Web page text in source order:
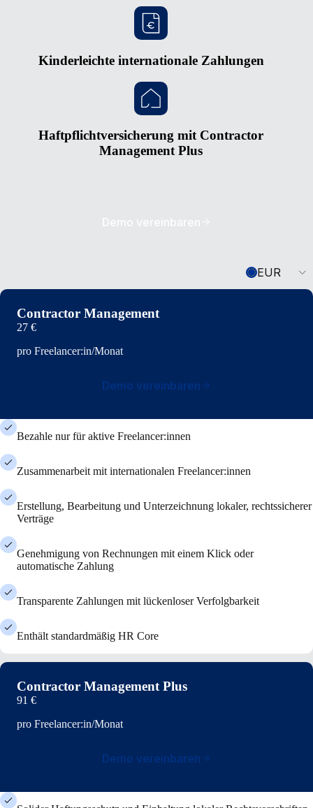
Kinderleichte internationale Zahlungen
Haftpflichtversicherung mit Contractor
Management Plus
Demo vereinbaren
EUR
Contractor Management
27 €
pro Freelancer:in/Monat
Demo vereinbaren
Bezahle nur für aktive Freelancer:innen
Zusammenarbeit mit internationalen Freelancer:innen
Erstellung, Bearbeitung und Unterzeichnung lokaler, rechtssicherer
Verträge
Genehmigung von Rechnungen mit einem Klick oder
automatische Zahlung
Transparente Zahlungen mit lückenloser Verfolgbarkeit
Enthält standardmäßig HR Core
Contractor Management Plus
91 €
pro Freelancer:in/Monat
Demo vereinbaren